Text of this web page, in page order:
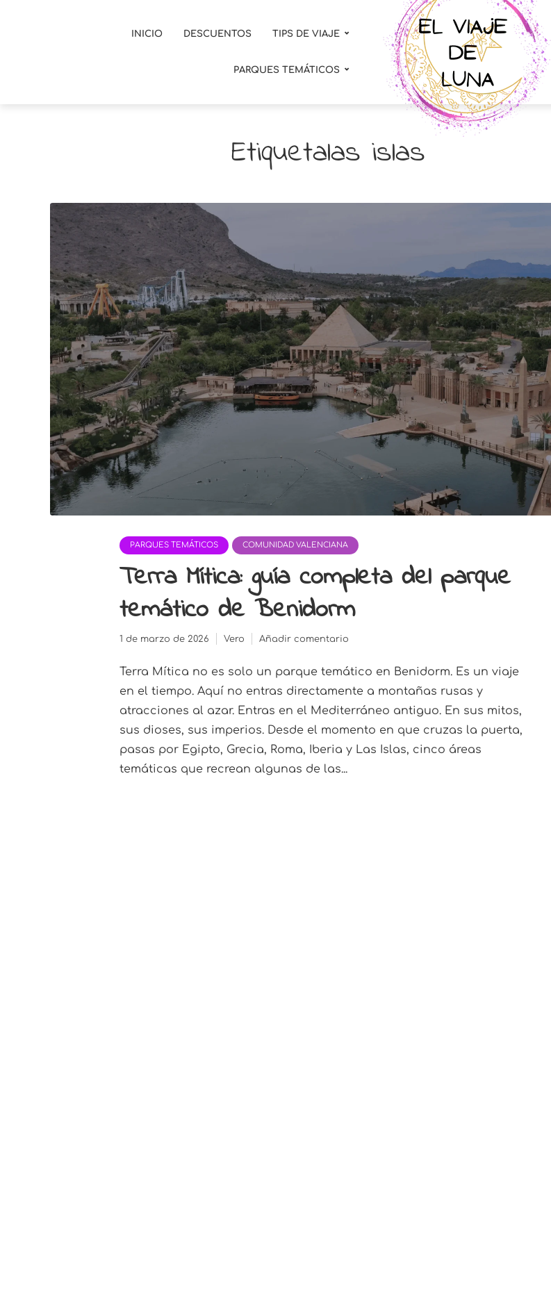
INICIO DESCUENTOS TIPS DE VIAJE
PARQUES TEMÁTICOS
Etiquetalas islas
PARQUES TEMÁTICOS COMUNIDAD VALENCIANA
Terra Mítica: guía completa del parque
temático de Benidorm
1 de marzo de 2026 Vero Añadir comentario
Terra Mítica no es solo un parque temático en Benidorm. Es un viaje
en el tiempo. Aquí no entras directamente a montañas rusas y
atracciones al azar. Entras en el Mediterráneo antiguo. En sus mitos,
sus dioses, sus imperios. Desde el momento en que cruzas la puerta,
pasas por Egipto, Grecia, Roma, Iberia y Las Islas, cinco áreas
temáticas que recrean algunas de las...